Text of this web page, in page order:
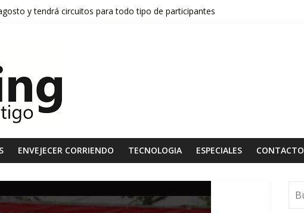
y tendrá circuitos para todo tipo de participantes
de la 4° edición del ASICS Golden Run
el invierno y suma cada vez más adeptos
Trail Running Santa Martina», el próximo domingo 13 de septiembre
ENVEJECER CORRIENDO TECNOLOGIA ESPECIALES CONTACTO